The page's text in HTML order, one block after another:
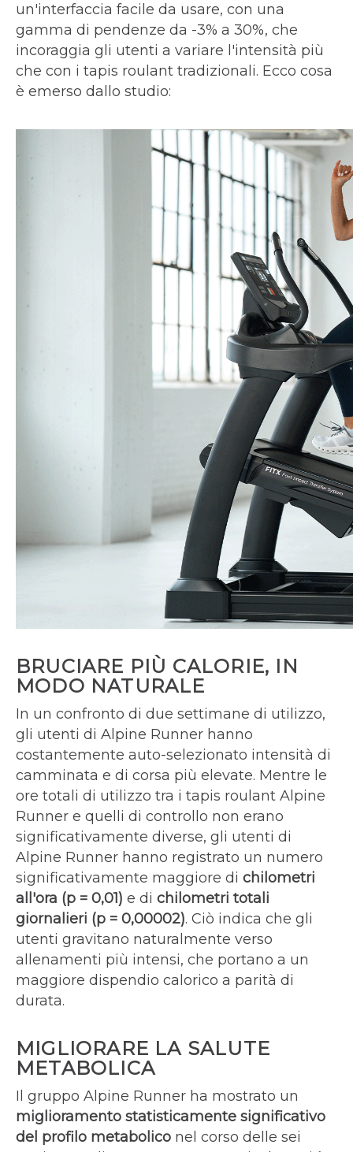
un'interfaccia facile da usare, con una
gamma di pendenze da -3% a 30%, che
incoraggia gli utenti a variare l'intensità più
che con i tapis roulant tradizionali. Ecco cosa
è emerso dallo studio:
BRUCIARE PIÙ CALORIE, IN
MODO NATURALE
In un confronto di due settimane di utilizzo,
gli utenti di Alpine Runner hanno
costantemente auto-selezionato intensità di
camminata e di corsa più elevate. Mentre le
ore totali di utilizzo tra i tapis roulant Alpine
Runner e quelli di controllo non erano
significativamente diverse, gli utenti di
Alpine Runner hanno registrato un numero
significativamente maggiore di chilometri
all'ora (p = 0,01) e di chilometri totali
giornalieri (p = 0,00002). Ciò indica che gli
utenti gravitano naturalmente verso
allenamenti più intensi, che portano a un
maggiore dispendio calorico a parità di
durata.
MIGLIORARE LA SALUTE
METABOLICA
Il gruppo Alpine Runner ha mostrato un
miglioramento statisticamente significativo
del profilo metabolico nel corso delle sei